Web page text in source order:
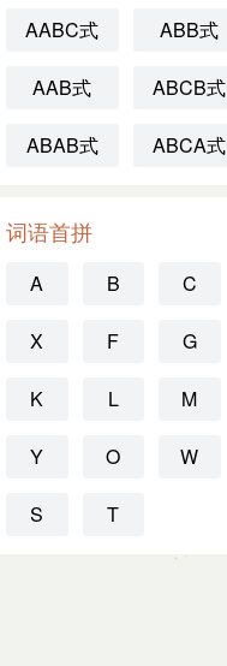
AABC式 ABB式
AAB式 ABCB式
ABAB式 ABCA式
词语首拼
A B C
X F G
K L M
Y O W
S T